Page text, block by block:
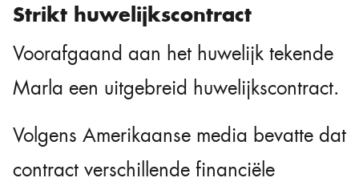
Strikt huwelijkscontract
Voorafgaand aan het huwelijk tekende
Marla een uitgebreid huwelijkscontract.
Volgens Amerikaanse media bevatte dat
contract verschillende financiële